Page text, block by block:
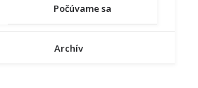
Počúvame sa
Archív